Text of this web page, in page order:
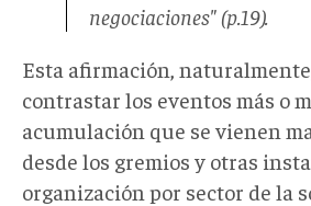
negociaciones" (p.19).
Esta afirmación,
contrastar los eventos más o
acumulación que se vienen
desde los gremios y otras
organización por sector de la